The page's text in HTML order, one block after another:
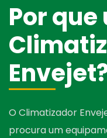
Por
Envejet
O Climatizador
procura um